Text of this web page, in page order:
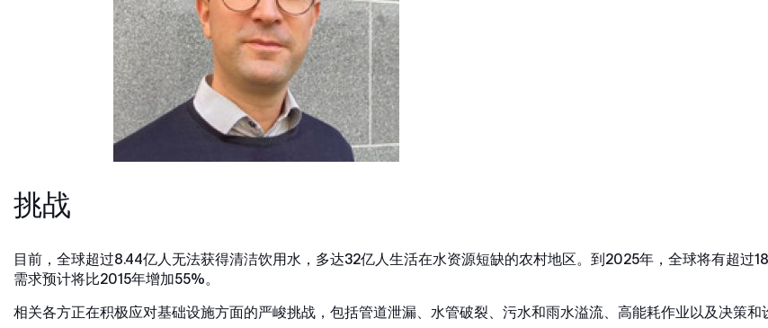
挑战
目前，全球超过8.44亿人无法获得清洁饮用水，多达32亿人生活在水资源短缺的农村地区。到2025年，全球将有超过
需求预计将比2015年增加55%。
相关各方正在积极应对基础设施方面的严峻挑战，包括管道泄漏、水管破裂、污水和雨水溢流、高能耗作业以及决策和